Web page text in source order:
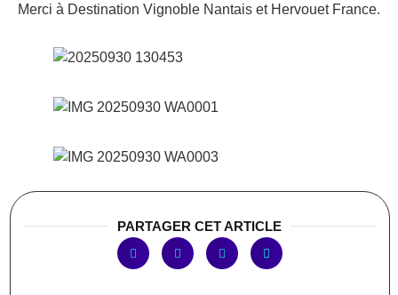
Merci à Destination Vignoble Nantais et Hervouet France.
PARTAGER CET ARTICLE